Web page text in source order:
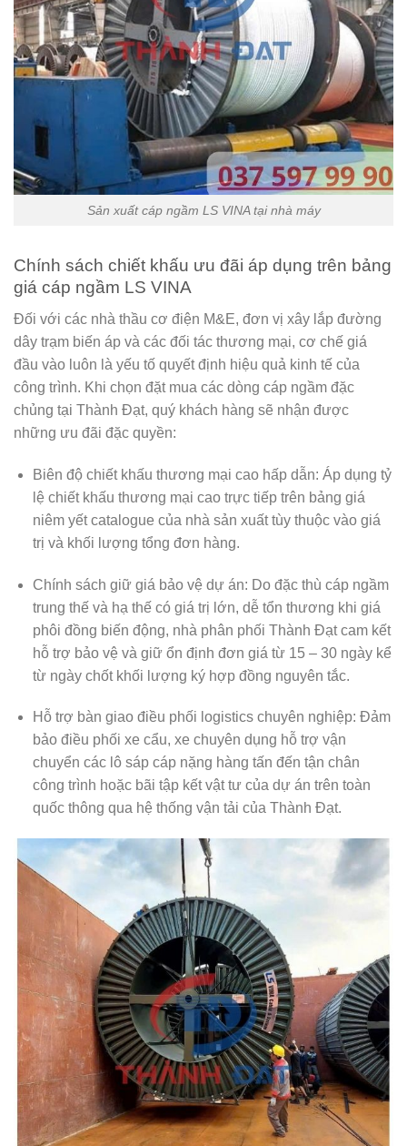
Sản xuất cáp ngầm LS VINA tại nhà máy
Chính sách chiết khấu ưu đãi áp dụng trên bảng
giá cáp ngầm LS VINA
Đối với các nhà thầu cơ điện M&E, đơn vị xây lắp đường
dây trạm biến áp và các đối tác thương mại, cơ chế giá
đầu vào luôn là yếu tố quyết định hiệu quả kinh tế của
công trình. Khi chọn đặt mua các dòng cáp ngầm đặc
chủng tại Thành Đạt, quý khách hàng sẽ nhận được
những ưu đãi đặc quyền:
Biên độ chiết khấu thương mại cao hấp dẫn: Áp dụng tỷ
lệ chiết khấu thương mại cao trực tiếp trên bảng giá
niêm yết catalogue của nhà sản xuất tùy thuộc vào giá
trị và khối lượng tổng đơn hàng.
Chính sách giữ giá bảo vệ dự án: Do đặc thù cáp ngầm
trung thế và hạ thế có giá trị lớn, dễ tổn thương khi giá
phôi đồng biến động, nhà phân phối Thành Đạtcam kết
hỗ trợ bảo vệ và giữ ổn định đơn giá từ 15 – 30 ngày kể
từ ngày chốt khối lượng ký hợp đồng nguyên tắc.
Hỗ trợ bàn giao điều phối logistics chuyên nghiệp: Đảm
bảo điều phối xe cẩu, xe chuyên dụng hỗ trợ vận
chuyển các lô sáp cáp nặng hàng tấn đến tận chân
công trình hoặc bãi tập kết vật tư của dự án trên toàn
quốc thông qua hệ thống vận tải của Thành Đạt.